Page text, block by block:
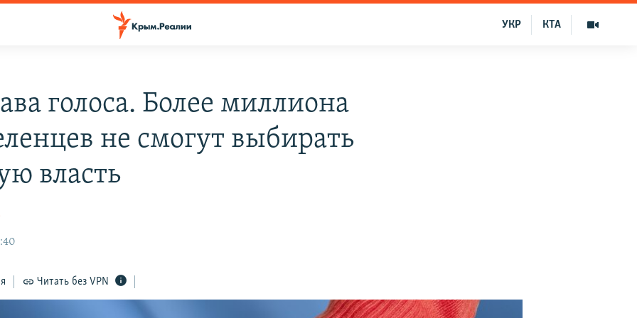
КТА
УКР
голоса. Более миллиона
не смогут выбирать
власть
Читать без VPN